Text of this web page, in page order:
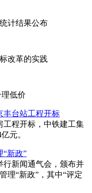
计结果公布
改革的实践
低价
丰台站工程开标
工程开标，中铁建工集
元。
“新政”
行新闻通气会，颁布并
理“新政”，其中“评定